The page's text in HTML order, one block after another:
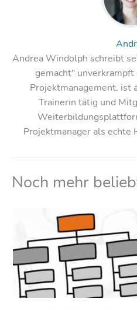
Andrea Windolph schreibt
gemacht"
Projektmanagement, ist
Trainerin tätig und
Projektmanager als
Noch mehr